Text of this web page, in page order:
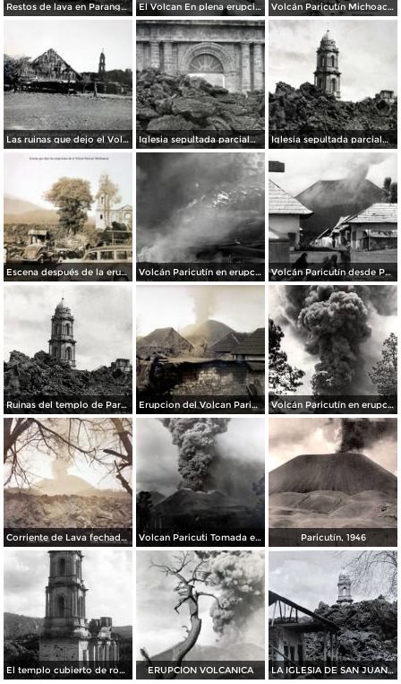
Restos de lava en Parangaricutiro El Volcan En plena erupcion. Volcán Paricutín Michoacán.
Las ruinas que dejo el Volcan Paricuti. Iglesia sepultada parcialmente por el Volcan. Iglesia sepultada parcialmente por el Volcan.
Escena después de la erupción del volcán Paricutín, en Michoacán (circa 1945) Volcán Paricutín en erupción Volcán Paricutín desde Parangaricutiro
Ruinas del templo de Parangaricutiro despúes de la erupción del volcán Paricutín Erupcion del Volcan Paricuti el dia 21 de Junio de 1943 Volcán Paricutín en erupción (1943)
Corriente de Lava fechada el dia 21 de Junio de 1943 Volcan Paricuti Tomada el dia 16 de Julio de 1943 Paricutín, 1946
El templo cubierto de roca volcánica ERUPCION VOLCANICA LA IGLESIA DE SAN JUAN Y LA LAVA SOLIDIFICADA